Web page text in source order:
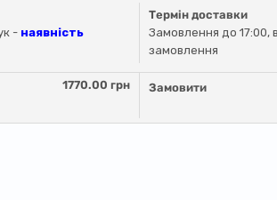
- наявність
Термін доставки
Замовлення до 17:00,
замовлення
1770.00 грн Замовити